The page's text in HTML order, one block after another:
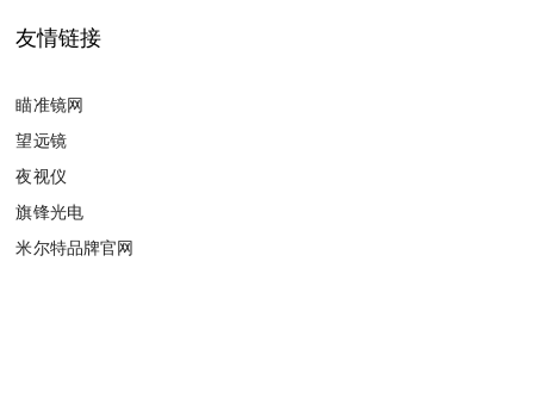
友情链接
瞄准镜网
望远镜
夜视仪
旗锋光电
米尔特品牌官网